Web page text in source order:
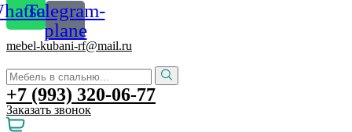
Telegram-
plane
mebel-kubani-rf@mail.ru
+7 (993) 320-06-77
Заказать звонок